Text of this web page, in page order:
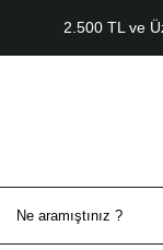
2.500 TL ve